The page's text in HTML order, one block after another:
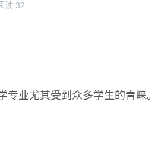
读 32
业尤其受到众多学生的青睐。